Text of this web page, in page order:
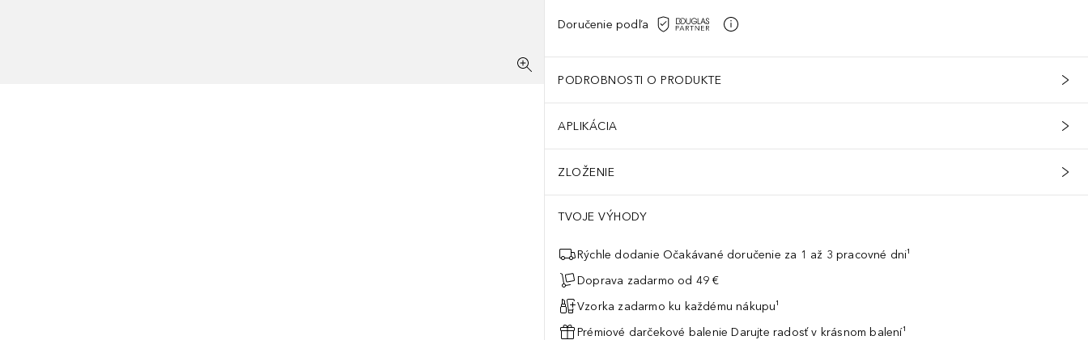
Doručenie podľa
PODROBNOSTI O PRODUKTE
APLIKÁCIA
ZLOŽENIE
TVOJE VÝHODY
Rýchle dodanie Očakávané doručenie za 1 až 3 pracovné dni¹
Doprava zadarmo od 49 €
Vzorka zadarmo ku každému nákupu¹
Prémiové darčekové balenie Darujte radosť v krásnom balení¹